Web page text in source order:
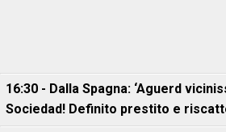
16:30 - Dalla Spagna: ‘Aguerd
Sociedad! Definito prestito e